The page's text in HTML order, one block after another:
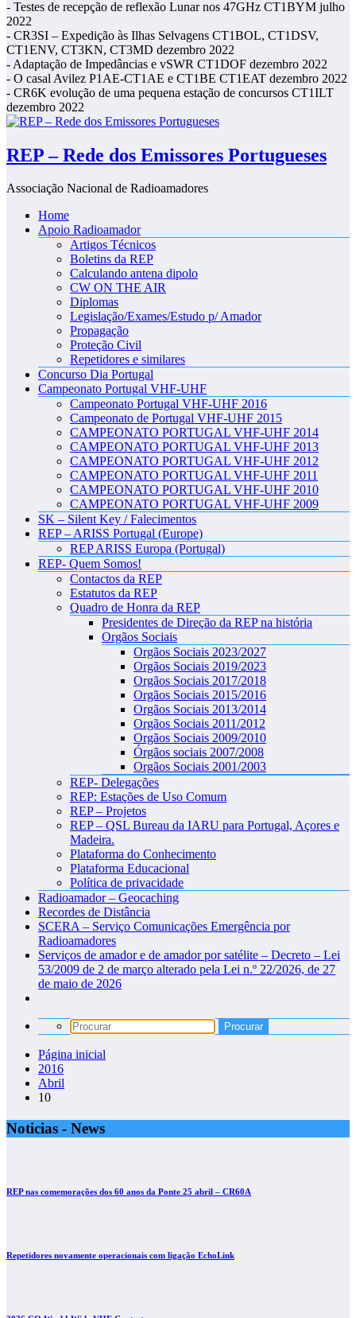
- Testes de recepção de reflexão Lunar nos 47GHz CT1BYM julho
2022
- CR3SI – Expedição às Ilhas Selvagens CT1BOL, CT1DSV,
CT1ENV, CT3KN, CT3MD dezembro 2022
- Adaptação de Impedâncias e vSWR CT1DOF dezembro 2022
- O casal Avilez P1AE-CT1AE e CT1BE CT1EAT dezembro 2022
- CR6K evolução de uma pequena estação de concursos CT1ILT
dezembro 2022
REP – Rede dos Emissores Portugueses
Associação Nacional de Radioamadores
Home
Apoio Radioamador
Artigos Técnicos
Boletins da REP
Calculando antena dipolo
CW ON THE AIR
Diplomas
Legislação/Exames/Estudo p/ Amador
Propagação
Proteção Civil
Repetidores e similares
Concurso Dia Portugal
Campeonato Portugal VHF-UHF
Campeonato Portugal VHF-UHF 2016
Campeonato de Portugal VHF-UHF 2015
CAMPEONATO PORTUGAL VHF-UHF 2014
CAMPEONATO PORTUGAL VHF-UHF 2013
CAMPEONATO PORTUGAL VHF-UHF 2012
CAMPEONATO PORTUGAL VHF-UHF 2011
CAMPEONATO PORTUGAL VHF-UHF 2010
CAMPEONATO PORTUGAL VHF-UHF 2009
SK – Silent Key / Falecimentos
REP – ARISS Portugal (Europe)
REP ARISS Europa (Portugal)
REP- Quem Somos!
Contactos da REP
Estatutos da REP
Quadro de Honra da REP
Presidentes de Direção da REP na história
Orgãos Sociais
Orgãos Sociais 2023/2027
Orgãos Sociais 2019/2023
Orgãos Sociais 2017/2018
Orgãos Sociais 2015/2016
Orgãos Sociais 2013/2014
Orgãos Sociais 2011/2012
Orgãos Sociais 2009/2010
Órgãos sociais 2007/2008
Orgãos Sociais 2001/2003
REP- Delegações
REP: Estações de Uso Comum
REP – Projetos
REP – QSL Bureau da IARU para Portugal, Açores e
Madeira.
Plataforma do Conhecimento
Plataforma Educacional
Política de privacidade
Radioamador – Geocaching
Recordes de Distância
SCERA – Serviço Comunicações Emergência por
Radioamadores
Serviços de amador e de amador por satélite – Decreto – Lei
53/2009 de 2 de março alterado pela Lei n.º 22/2026, de 27
de maio de 2026
Página inicial
2016
Abril
10
Noticias - News
REP nas comemorações dos 60 anos da Ponte 25 abril – CR60A
Repetidores novamente operacionais com ligação EchoLink